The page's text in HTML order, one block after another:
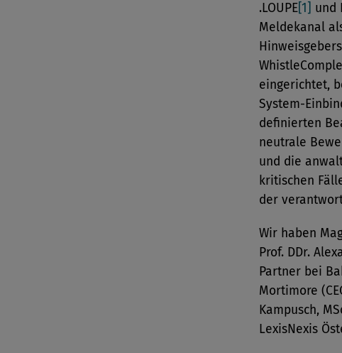
.LOUPE [1]
und
Meldekanal
eingerichtet,
System-
definierten
neutrale
und die
kritischen
der
Wir haben
Prof. DDr.
Partner bei
Mortimore
Kampusch,
LexisNexis